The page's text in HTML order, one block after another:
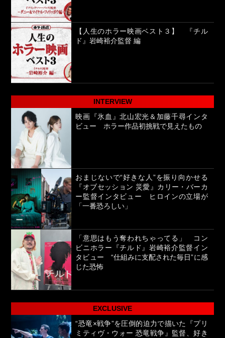
【人生のホラー映画ベスト３】 『チル
ド』岩崎裕介監督 編
INTERVIEW
映画『氷血』北山宏光＆加藤千尋インタ
ビュー ホラー作品初挑戦で見えたもの
おまじないで“好きな人”を振り向かせる
『オブセッション 災愛』カリー・バーカ
ー監督インタビュー ヒロインの立場が
「一番恐ろしい」
「意思はもう奪われちゃってる」 コン
ビニホラー『チルド』岩崎裕介監督イン
タビュー “仕組みに支配された毎日”に感
じた恐怖
EXCLUSIVE
“恐竜×戦争”を圧倒的迫力で描いた『プリ
ミティヴ・ウォー 恐竜戦争』監督、好き